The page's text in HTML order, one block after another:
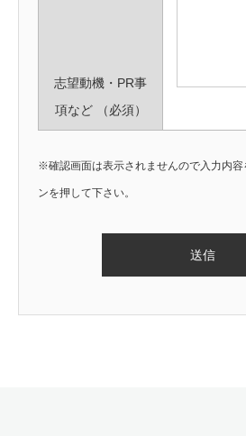
志望動機・PR事
項など
（必須）
※確認画面は表示されませんので入力内容
ンを押して下さい。